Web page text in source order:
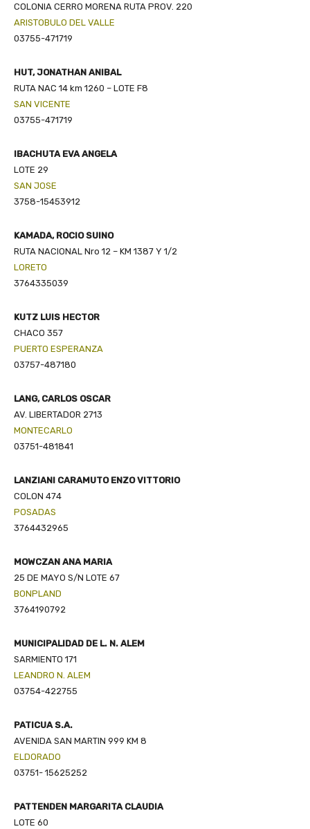
COLONIA CERRO MORENA RUTA PROV. 220
ARISTOBULO DEL VALLE
03755-471719
HUT, JONATHAN ANIBAL
RUTA NAC 14 km 1260 – LOTE F8
SAN VICENTE
03755-471719
IBACHUTA EVA ANGELA
LOTE 29
SAN JOSE
3758-15453912
KAMADA, ROCIO SUINO
RUTA NACIONAL Nro 12 – KM 1387 Y 1/2
LORETO
3764335039
KUTZ LUIS HECTOR
CHACO 357
PUERTO ESPERANZA
03757-487180
LANG, CARLOS OSCAR
AV. LIBERTADOR 2713
MONTECARLO
03751-481841
LANZIANI CARAMUTO ENZO VITTORIO
COLON 474
POSADAS
3764432965
MOWCZAN ANA MARIA
25 DE MAYO S/N LOTE 67
BONPLAND
3764190792
MUNICIPALIDAD DE L. N. ALEM
SARMIENTO 171
LEANDRO N. ALEM
03754-422755
PATICUA S.A.
AVENIDA SAN MARTIN 999 KM 8
ELDORADO
03751- 15625252
PATTENDEN MARGARITA CLAUDIA
LOTE 60